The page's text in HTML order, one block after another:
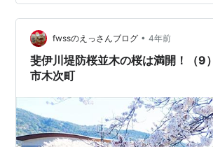
味、 ちょうど良い果実味、適度な旨味
苦味。◆余韻旨味のある果実感とコク
ランスの取れた、立体感のあるシャルド
をせず、 かと言って単体…
fwssのえっさんブログ • 4年前
斐伊川堤防桜並木の桜は満開！（9
市木次町